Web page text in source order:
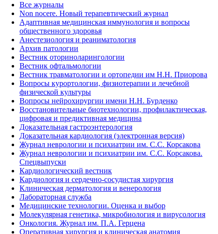
Все журналы
Non nocere. Новый терапевтический журнал
Адаптивная медицинская иммунология и вопросы
общественного здоровья
Анестезиология и реаниматология
Архив патологии
Вестник оториноларингологии
Вестник офтальмологии
Вестник травматологии и ортопедии им Н.Н. Приорова
Вопросы курортологии, физиотерапии и лечебной
физической культуры
Вопросы нейрохирургии имени Н.Н. Бурденко
Восстановительные биотехнологии, профилактическая,
цифровая и предиктивная медицина
Доказательная гастроэнтерология
Доказательная кардиология (электронная версия)
Журнал неврологии и психиатрии им. С.С. Корсакова
Журнал неврологии и психиатрии им. С.С. Корсакова.
Спецвыпуски
Кардиологический вестник
Кардиология и сердечно-сосудистая хирургия
Клиническая дерматология и венерология
Лабораторная служба
Медицинские технологии. Оценка и выбор
Молекулярная генетика, микробиология и вирусология
Онкология. Журнал им. П.А. Герцена
Оперативная хирургия и клиническая анатомия